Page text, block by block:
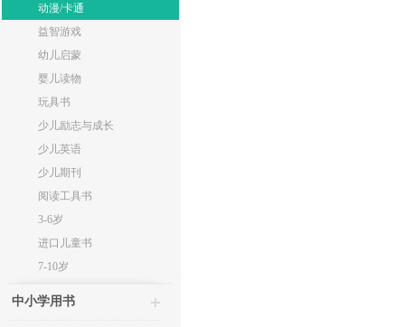
动漫/卡通
益智游戏
幼儿启蒙
婴儿读物
玩具书
少儿励志与成长
少儿英语
少儿期刊
阅读工具书
3-6岁
进口儿童书
7-10岁
中小学用书